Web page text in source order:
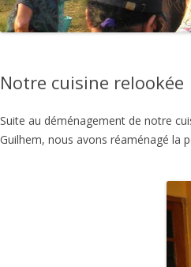
Notre cuisine relookée
Suite au déménagement de notre
Guilhem, nous avons réaménagé la